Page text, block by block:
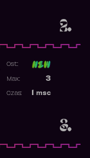
2.
3.
Ost:
3
Max:
msc
Czas: